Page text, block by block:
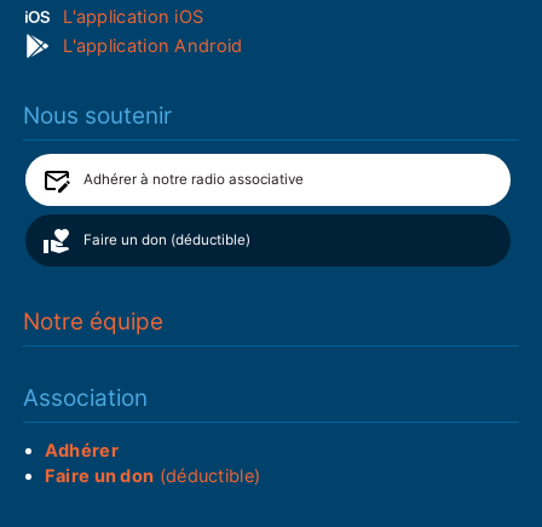
L'application iOS
L'application Android
Nous soutenir
Adhérer à notre radio associative
Faire un don (déductible)
Notre équipe
Association
Adhérer
Faire un don (déductible)